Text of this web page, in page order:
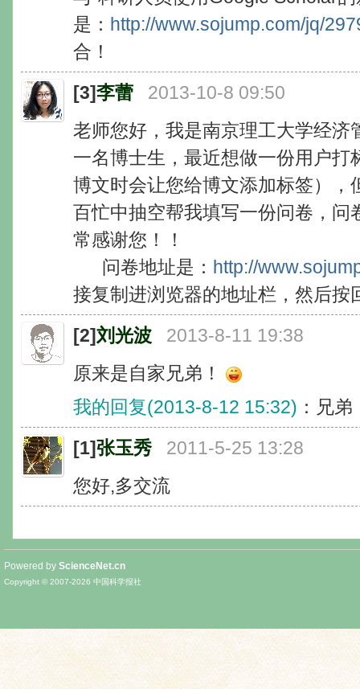
是： http://www.sojump.com/jq/
合！
[3]李蕾
2013-10-8 09:50
老师您好，我是南京理工大学经
一名博士生，最近想做一份用户
博文时会让您给博文添加标签）
百忙中抽空帮我填写一份问卷，
常感谢您！！
问卷地址是： http://
接复制进浏览器的地址栏，然后
[2]刘光波
2013-8-11 19:38
原来是自家兄弟！
我的回复(2013-8-12 15:32) ：兄
[1]张玉秀
2011-5-25 13:28
您好,多交流
Powered by ScienceNet.cn
Copyright © 2007-2026 中国科学报社